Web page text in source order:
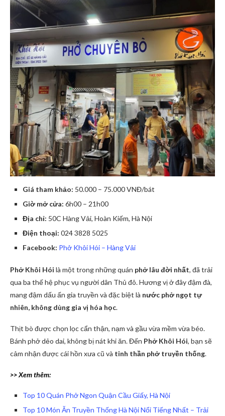
Giá tham khảo: 50.000 – 75.000 VNĐ/bát
Giờ mở cửa: 6h00 – 21h00
Địa chỉ: 50C Hàng Vải, Hoàn Kiếm, Hà Nội
Điện thoại: 024 3828 5025
Facebook: Phở Khôi Hói – Hàng Vải
Phở Khôi Hói là một trong những quán phở lâu đời nhất, đã trải
qua ba thế hệ phục vụ người dân Thủ đô. Hương vị ở đây đậm đà,
mang đậm dấu ấn gia truyền và đặc biệt là nước phở ngọt tự
nhiên, không dùng gia vị hóa học.
Thịt bò được chọn lọc cẩn thận, nạm và gầu vừa mềm vừa béo.
Bánh phở dẻo dai, không bị nát khi ăn. Đến Phở Khôi Hói, bạn sẽ
cảm nhận được cái hồn xưa cũ và tinh thần phở truyền thống.
>> Xem thêm:
Top 10 Quán Phở Ngon Quận Cầu Giấy, Hà Nội
Top 10 Món Ăn Truyền Thống Hà Nội Nổi Tiếng Nhất – Trải